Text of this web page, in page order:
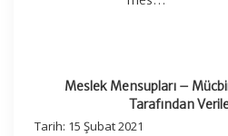
Meslek Mensupları –
Tarafından
Tarih: 15 Şubat 2021